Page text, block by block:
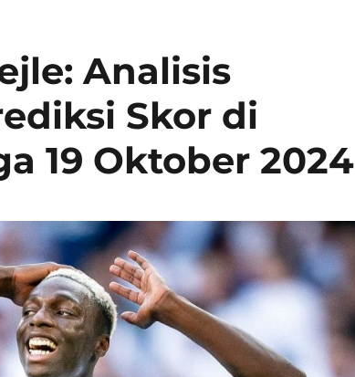
Analisis
Skor di
19 Oktober 2024